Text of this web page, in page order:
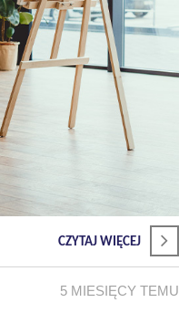
CZYTAJ WIĘCEJ
5 MIESIĘCY TEMU